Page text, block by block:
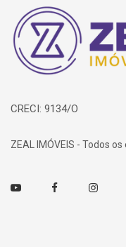
Página inicial
CRECI: 9134/O
ZEAL IMÓVEIS - Todos
Youtube Facebook